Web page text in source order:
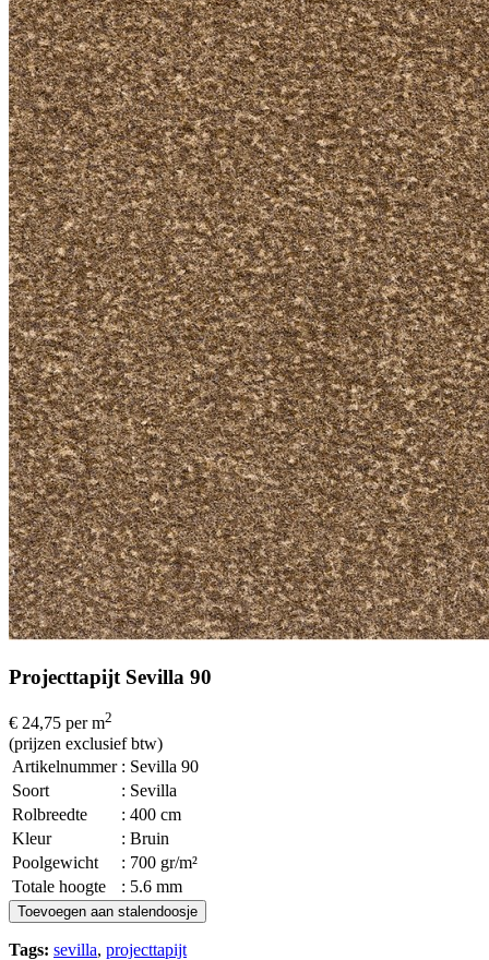
Projecttapijt Sevilla 90
€ 24,75 per m2
(prijzen exclusief btw)
Artikelnummer : Sevilla 90
Soort
: Sevilla
Rolbreedte
: 400 cm
Kleur
: Bruin
Poolgewicht
: 700 gr/m²
Totale hoogte
: 5.6 mm
Toevoegen aan stalendoosje
Tags: sevilla, projecttapijt